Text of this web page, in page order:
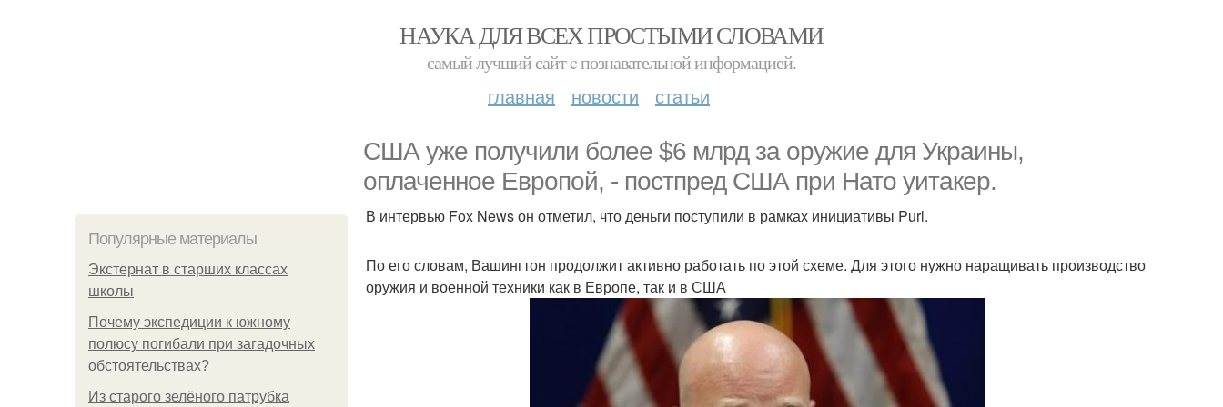
НАУКА ДЛЯ ВСЕХ ПРОСТЫМИ СЛОВАМИ
самый лучший сайт c познавательной информацией.
главная новости статьи
США уже получили более $6 млрд за оружие для Украины,
оплаченное Европой, - постпред США при Нато уитакер.
Популярные материалы
Экстернат в старших классах
школы
Почему экспедиции к южному
полюсу погибали при загадочных
обстоятельствах?
Из старого зелёного патрубка
В интервью Fox News он отметил, что деньги поступили в рамках инициативы Purl.
По его словам, Вашингтон продолжит активно работать по этой схеме. Для этого нужно наращивать производство
оружия и военной техники как в Европе, так и в США